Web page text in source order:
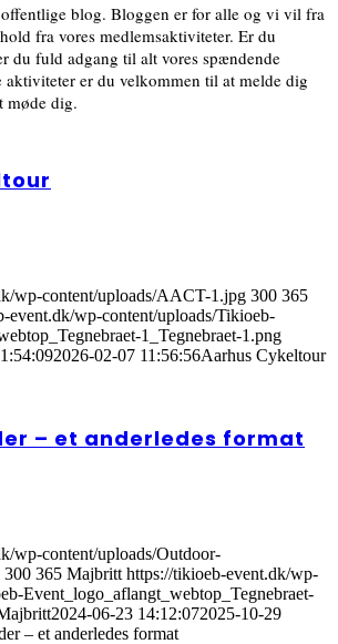
blog. Bloggen er for alle og vi vil fra
fra vores medlemsaktiviteter. Er du
du fuld adgang til alt vores spændende
er du velkommen til at melde dig
møde dig.
wp-content/uploads/AACT-1.jpg 300 365
event.dk/wp-content/uploads/Tikioeb-
1_Tegnebraet-1.png
2026-02-07 11:56:56Aarhus Cykeltour
– et anderledes format
wp-content/uploads/Outdoor-
300 365 Majbritt https://tikioeb-event.dk/wp-
Event_logo_aflangt_webtop_Tegnebraet-
2024-06-23 14:12:072025-10-29
– et anderledes format